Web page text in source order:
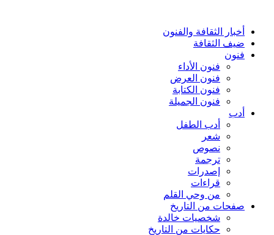
أخبار الثقافة والفنون
ضيف الثقافة
فنون
فنون الأداء
فنون العرض
فنون الكتابة
فنون الجميلة
أدب
أدب الطفل
شعر
نصوص
ترجمة
إصدرات
قراءات
من وحي القلم
صفحات من التاريخ
شخصيات خالدة
حكايات من التاريخ